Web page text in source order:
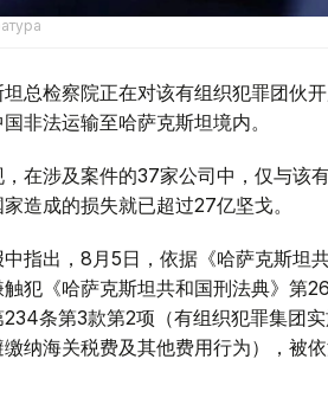
总检察院正在对该有组织犯罪团伙
非法运输至哈萨克斯坦境内。
在涉及案件的37家公司中，仅与
造成的损失就已超过27亿坚戈。
指出，8月5日，依据《哈萨克斯坦
犯《哈萨克斯坦共和国刑法典》第
条第3款第2项（有组织犯罪集团
纳海关税费及其他费用行为），被